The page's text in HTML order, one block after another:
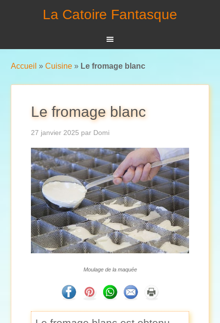
La Catoire Fantasque
Accueil »Cuisine » Le fromage blanc
Le fromage blanc
27 janvier 2025 par Domi
Moulage de la maquée